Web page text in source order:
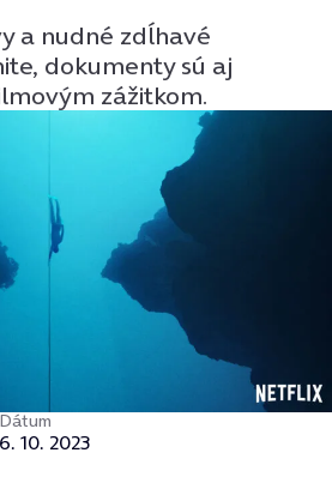
a nudné zdĺhavé
dokumenty sú aj
zážitkom.
Dátum
6. 10. 2023